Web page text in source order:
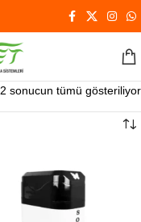
2 sonucun tümü gösteriliyor